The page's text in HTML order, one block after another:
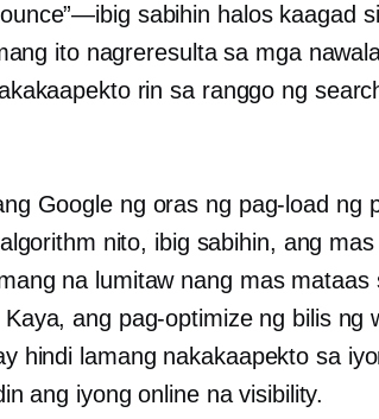
sabihin halos kaagad
ito nagreresulta sa mga
rin sa ranggo ng
Google ng oras ng pag-load ng
nito, ibig sabihin, ang
na lumitaw nang mas mataas
ang pag-optimize ng bilis ng
hindi lamang nakakaapekto sa
ang iyong online na visibility.